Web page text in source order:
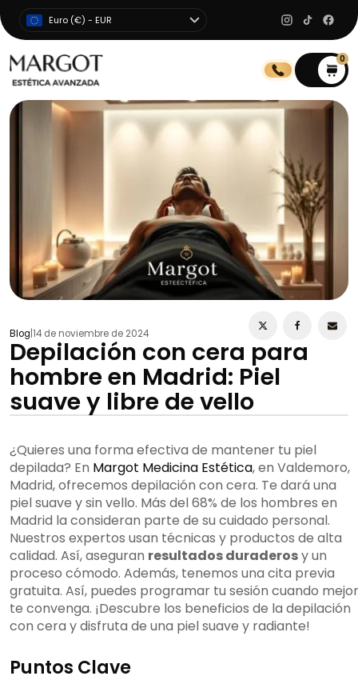
Euro (€) - EUR
0
Blog 14 de noviembre de 2024
Depilación con cera para
hombre en Madrid: Piel
suave y libre de vello
¿Quieres una forma efectiva de mantener tu piel
depilada? En Margot Medicina Estética, en Valdemoro,
Madrid, ofrecemos depilación con cera. Te dará una
piel suave y sin vello. Más del 68% de los hombres en
Madrid la consideran parte de su cuidado personal.
Nuestros expertos usan técnicas y productos de alta
calidad. Así, aseguran resultados duraderosy un
proceso cómodo. Además, tenemos una cita previa
gratuita. Así, puedes programar tu sesión cuando mejor
te convenga. ¡Descubre los beneficios de la depilación
con cera y disfruta de una piel suave y radiante!
Puntos Clave